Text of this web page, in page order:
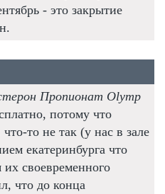
- это закрытие
Пропионат Olymp
потому что
то не так (у нас в зале
екатеринбурга что
их своевременного
что до конца